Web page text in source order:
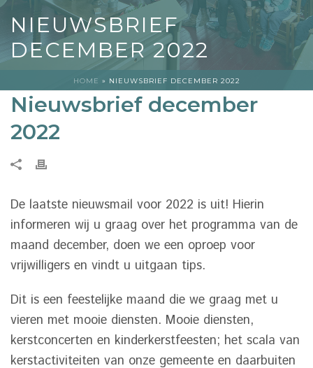
NIEUWSBRIEF
DECEMBER 2022
HOME » NIEUWSBRIEF DECEMBER 2022
Nieuwsbrief december
2022
De laatste nieuwsmail voor 2022 is uit! Hierin
informeren wij u graag over het programma van de
maand december, doen we een oproep voor
vrijwilligers en vindt u uitgaan tips.
Dit is een feestelijke maand die we graag met u
vieren met mooie diensten. Mooie diensten,
kerstconcerten en kinderkerstfeesten; het scala van
kerstactiviteiten van onze gemeente en daarbuiten